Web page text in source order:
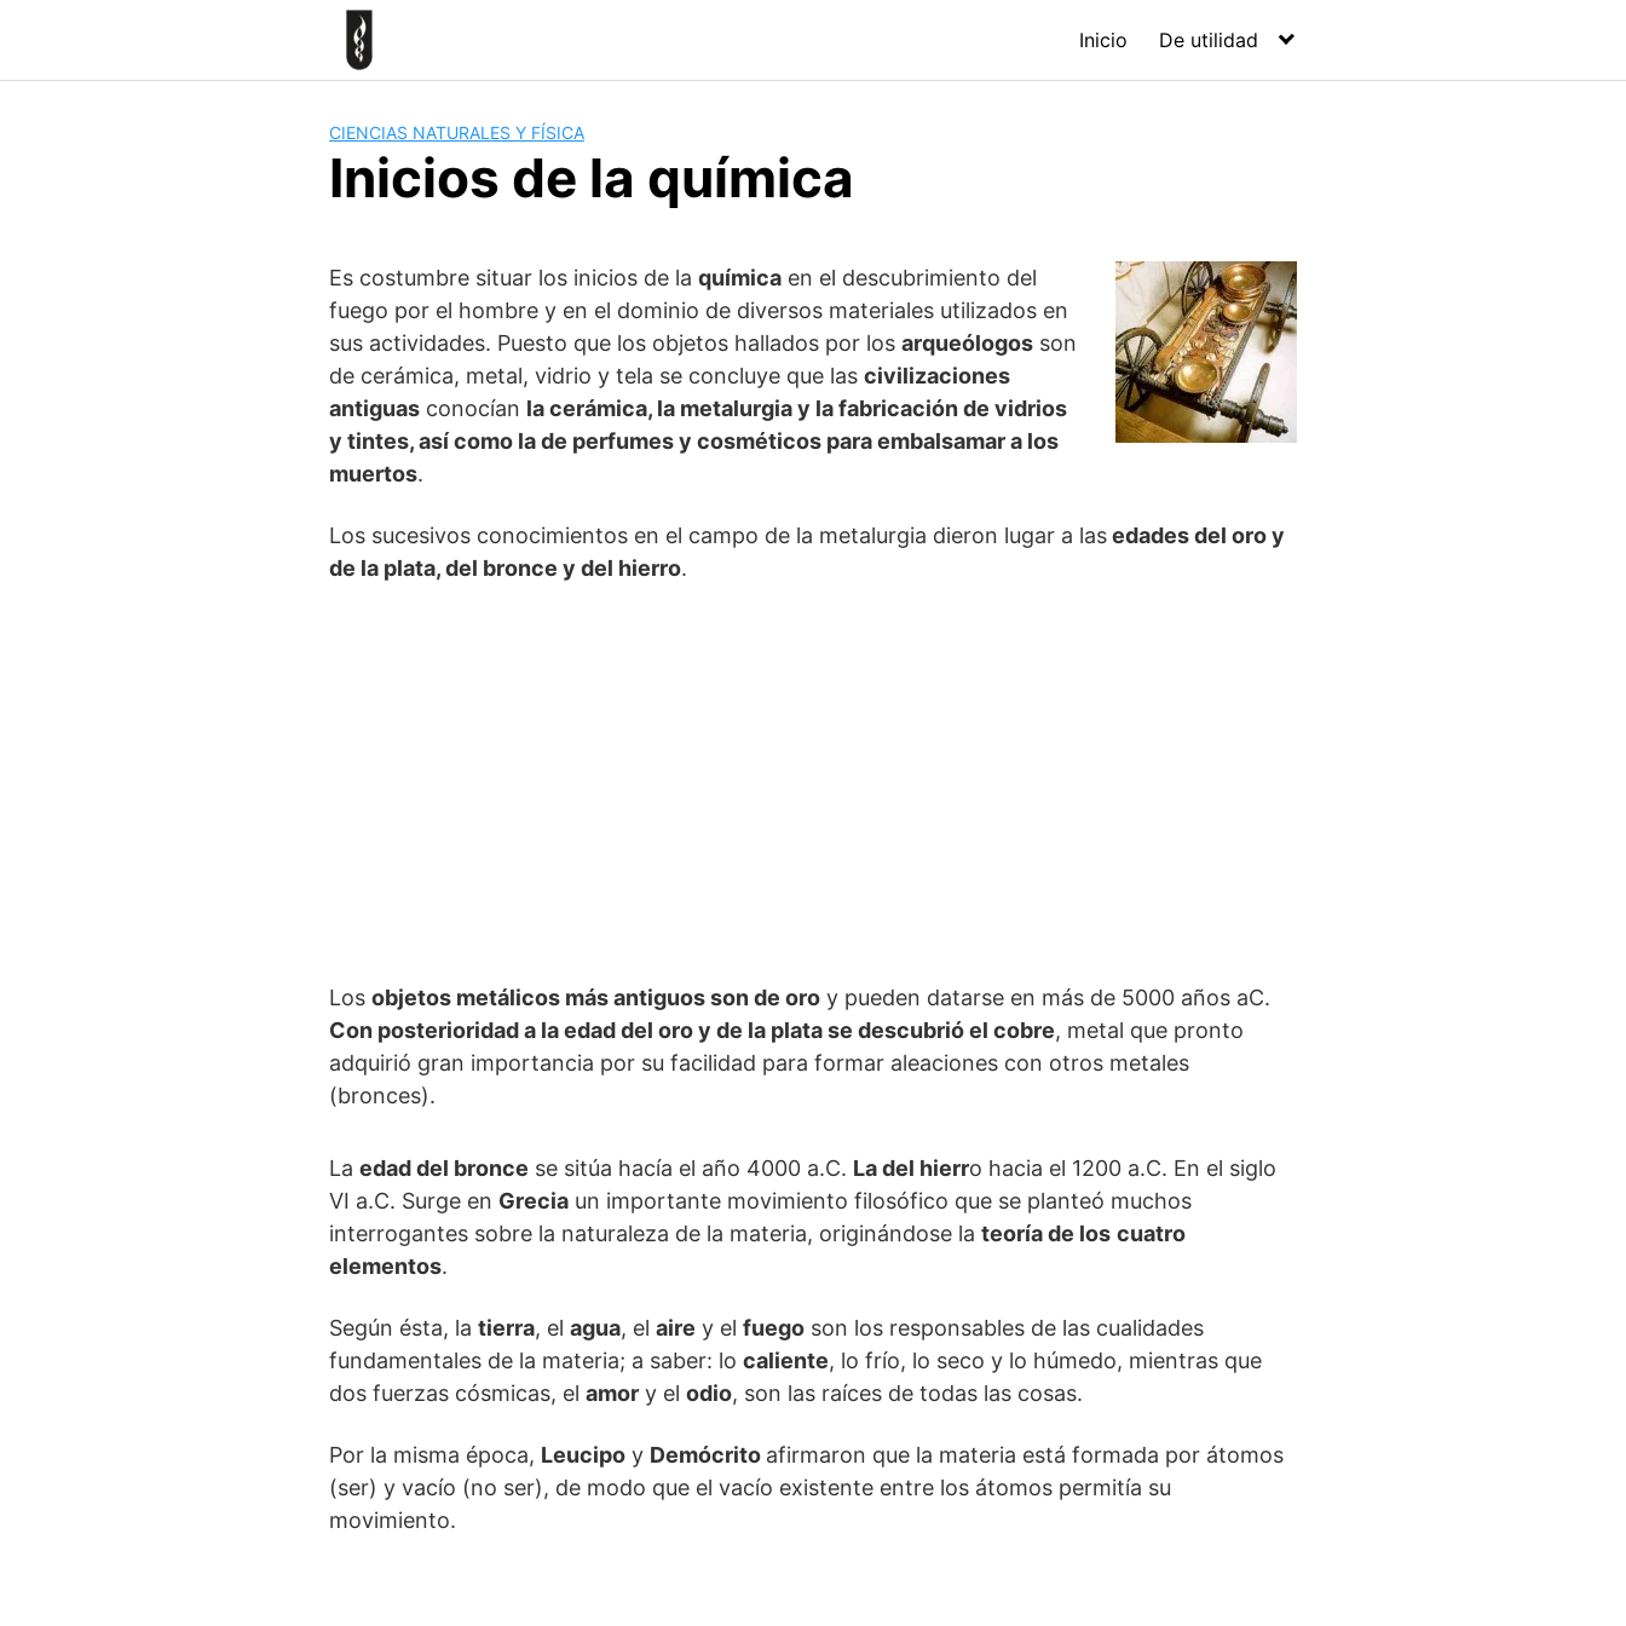
Inicio De utilidad
CIENCIAS NATURALES Y FÍSICA
Inicios de la química
Es costumbre situar los inicios de la química en el descubrimiento del
fuego por el hombre y en el dominio de diversos materiales utilizados en
sus actividades. Puesto que los objetos hallados por los arqueólogos son
de cerámica, metal, vidrio y tela se concluye que las civilizaciones
antiguas conocían la cerámica, la metalurgia y la fabricación de vidrios
y tintes, así como la de perfumes y cosméticos para embalsamar a los
muertos.
Los sucesivos conocimientos en el campo de la metalurgia dieron lugar a lasedades del oro y
de la plata, del bronce y del hierro.
Los objetos metálicos más antiguos son de oro y pueden datarse en más de 5000 años aC.
Con posterioridad a la edad del oro y de la plata se descubrió el cobre, metal que pronto
adquirió gran importancia por su facilidad para formar aleaciones con otros metales
(bronces).
La edad del bronce se sitúa hacía el año 4000 a.C. La del hierro hacia el 1200 a.C. En el siglo
VI a.C. Surge en Grecia un importante movimiento filosófico que se planteó muchos
interrogantes sobre la naturaleza de la materia, originándose la teoría de los cuatro
elementos.
Según ésta, la tierra, el agua, el aire y el fuego son los responsables de las cualidades
fundamentales de la materia; a saber: lo caliente, lo frío, lo seco y lo húmedo, mientras que
dos fuerzas cósmicas, el amor y el odio, son las raíces de todas las cosas.
Por la misma época, Leucipo y Demócrito afirmaron que la materia está formada por átomos
(ser) y vacío (no ser), de modo que el vacío existente entre los átomos permitía su
movimiento.